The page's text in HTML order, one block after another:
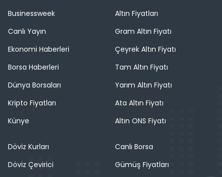
Businessweek
Canlı Yayın
Ekonomi Haberleri
Borsa Haberleri
Dünya Borsaları
Kripto Fiyatları
Künye
Altın Fiyatları
Gram Altın Fiyatı
Çeyrek Altın Fiyatı
Tam Altın Fiyatı
Yarım Altın Fiyatı
Ata Altın Fiyatı
Altın ONS Fiyatı
Döviz Kurları
Döviz Çevirici
Canlı Borsa
Gümüş Fiyatları